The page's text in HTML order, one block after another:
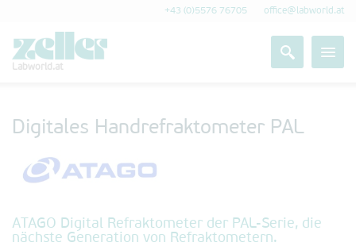
+43 (0)5576 76705 office@labworld.at
Labworld.at
Digitales Handrefraktometer PAL
ATAGO Digital Refraktometer der PAL-Serie, die
nächste Generation von Refraktometern.